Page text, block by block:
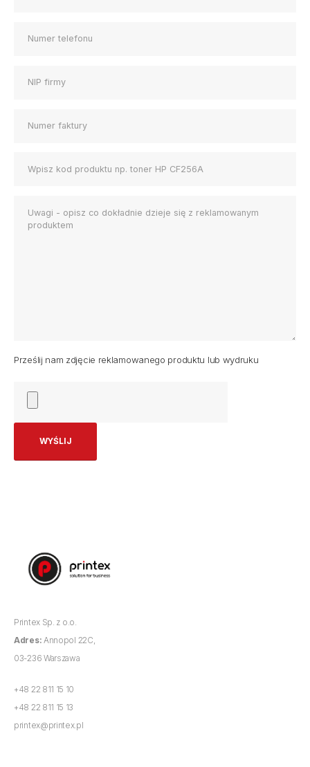
Prześlij nam zdjęcie reklamowanego produktu lub wydruku
Printex Sp. z o.o.
Adres: Annopol 22C,
03-236 Warszawa
+48 22 811 15 10
+48 22 811 15 13
printex@printex.pl